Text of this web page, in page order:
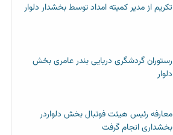
تکریم از مدیر کمیته امداد توسط بخشدار دلوار
رستوران گردشگری دریایی بندر عامری بخش
دلوار
معارفه رئیس هیئت فوتبال بخش دلواردر
بخشداری انجام گرفت